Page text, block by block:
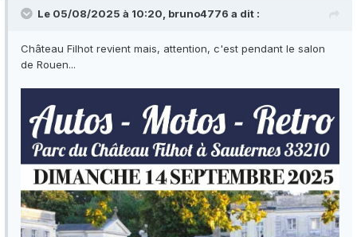
Le 05/08/2025 à 10:20, bruno4776 a dit :
Château Filhot revient mais, attention, c'est pendant le salon
de Rouen...